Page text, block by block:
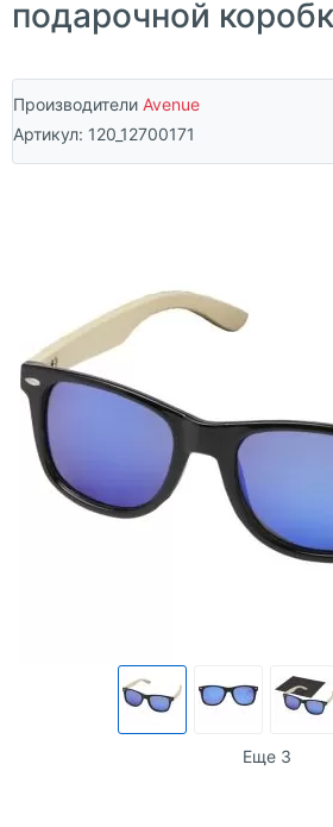
подарочной
Производители Avenue
Артикул: 120_12700171
Еще 3